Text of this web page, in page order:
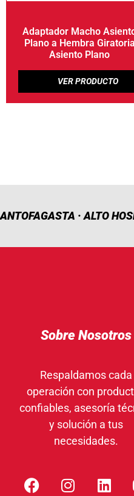
Adaptador Macho
Plano a Hembra Giratoria
Asiento Plano
ANTOFAGASTA · ALTO
Sobre Nosotros
Respaldamos cada
operación con
confiables, asesoría
y solución a tus
necesidades.